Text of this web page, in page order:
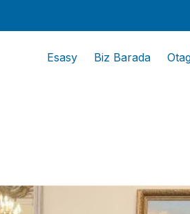
Esasy Biz Barada